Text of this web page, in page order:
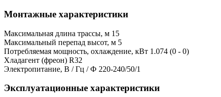
Монтажные характеристики
Максимальная длина трассы, м 15
Максимальный перепад высот, м 5
Потребляемая мощность, охлаждение, кВт 1.074 (0 - 0)
Хладагент (фреон) R32
Электропитание, В / Гц / Ф 220-240/50/1
Эксплуатационные характеристики